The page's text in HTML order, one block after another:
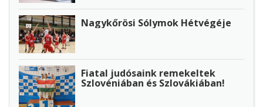
Nagykőrösi Sólymok Hétvégéje
Fiatal judósaink remekeltek
Szlovéniában és Szlovákiában!